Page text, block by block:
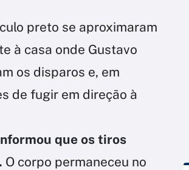
preto se aproximaram
à casa onde Gustavo
os disparos e, em
de fugir em direção à
nformou que os tiros
O corpo permaneceu no